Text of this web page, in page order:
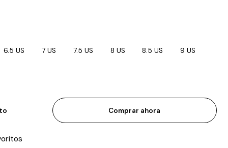
6.5 US 7 US 7.5 US 8 US 8.5 US 9 US
Comprar ahora